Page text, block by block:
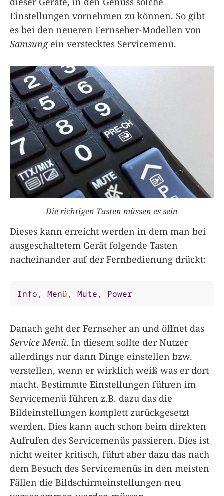
Einstellungen vornehmen zu können. So gibt
es bei den neueren Fernseher-Modellen von
Samsungein verstecktes Servicemenü.
Die richtigen Tasten müssen es sein
Dieses kann erreicht werden in dem man bei
ausgeschaltetem Gerät folgende Tasten
nacheinander auf der Fernbedienung drückt:
Info , Menü, Mute , Power
Danach geht der Fernseher an und öffnet das
Service Menü. In diesem sollte der Nutzer
allerdings nur dann Dinge einstellen bzw.
verstellen, wenn er wirklich weiß was er dort
macht. Bestimmte Einstellungen führen im
Servicemenü führen z.B. dazu das die
Bildeinstellungen komplett zurückgesetzt
werden. Dies kann auch schon beim direkten
Aufrufen des Servicemenüs passieren. Dies ist
nicht weiter kritisch, führt aber dazu das nach
dem Besuch des Servicemenüs in den meisten
Fällen die Bildschirmeinstellungen neu